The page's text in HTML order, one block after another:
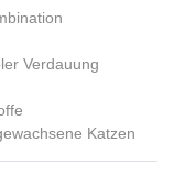
Verdauung
Katzen